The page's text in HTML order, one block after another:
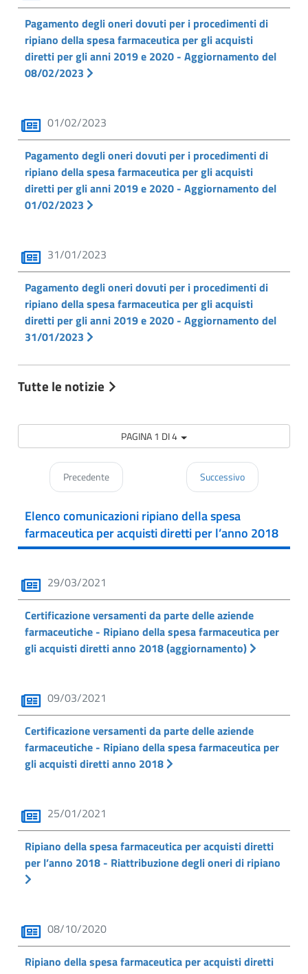
Pagamento degli oneri dovuti per i procedimenti di
ripiano della spesa farmaceutica per gli acquisti
diretti per gli anni 2019 e 2020 - Aggiornamento del
08/02/2023
01/02/2023
Pagamento degli oneri dovuti per i procedimenti di
ripiano della spesa farmaceutica per gli acquisti
diretti per gli anni 2019 e 2020 - Aggiornamento del
01/02/2023
31/01/2023
Pagamento degli oneri dovuti per i procedimenti di
ripiano della spesa farmaceutica per gli acquisti
diretti per gli anni 2019 e 2020 - Aggiornamento del
31/01/2023
Tutte le notizie
PAGINA 1 DI 4
Precedente Successivo
Elenco comunicazioni ripiano della spesa
farmaceutica per acquisti diretti per l’anno 2018
29/03/2021
Certificazione versamenti da parte delle aziende
farmaceutiche - Ripiano della spesa farmaceutica per
gli acquisti diretti anno 2018 (aggiornamento)
09/03/2021
Certificazione versamenti da parte delle aziende
farmaceutiche - Ripiano della spesa farmaceutica per
gli acquisti diretti anno 2018
25/01/2021
Ripiano della spesa farmaceutica per acquisti diretti
per l’anno 2018 - Riattribuzione degli oneri di ripiano
08/10/2020
Ripiano della spesa farmaceutica per acquisti diretti